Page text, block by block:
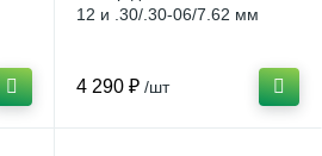
12 и .30/.30-06/7.62 мм
4 290 ₽ /шт